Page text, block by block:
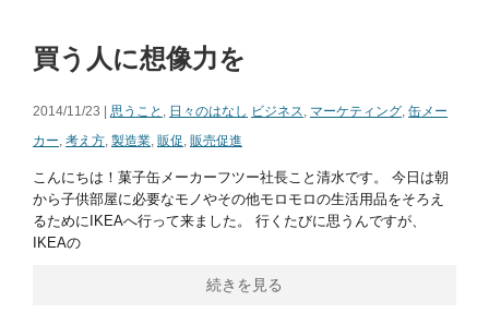
買う人に想像力を
2014/11/23 | 思うこと 日々のはなし ビジネス マーケティング 缶メー
カー 考え方 製造業 販促 販売促進
こんにちは！菓子缶メーカーフツー社長こと清水です。 今日は朝
から子供部屋に必要なモノやその他モロモロの生活用品をそろえ
るためにIKEAへ行って来ました。 行くたびに思うんですが、
IKEAの
続きを見る